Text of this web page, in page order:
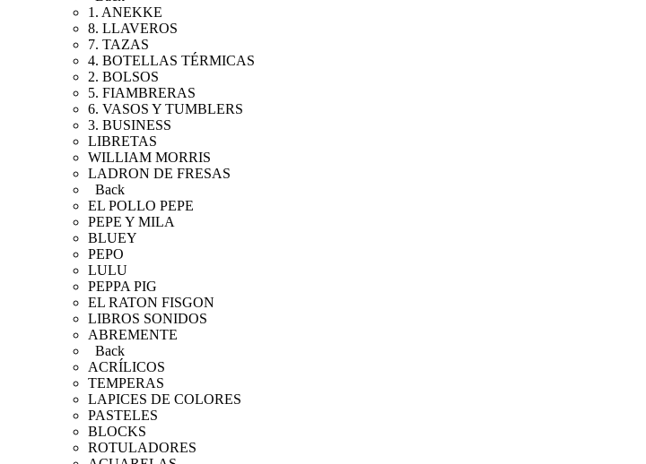
1. ANEKKE
8. LLAVEROS
7. TAZAS
4. BOTELLAS TÉRMICAS
2. BOLSOS
5. FIAMBRERAS
6. VASOS Y TUMBLERS
3. BUSINESS
LIBRETAS
WILLIAM MORRIS
LADRON DE FRESAS
Back
EL POLLO PEPE
PEPE Y MILA
BLUEY
PEPO
LULU
PEPPA PIG
EL RATON FISGON
LIBROS SONIDOS
ABREMENTE
Back
ACRÍLICOS
TEMPERAS
LAPICES DE COLORES
PASTELES
BLOCKS
ROTULADORES